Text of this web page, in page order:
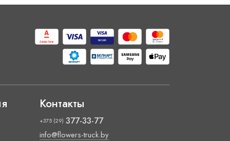
Контакты
+375 (29) 377-33-77
info@flowers-truck.by